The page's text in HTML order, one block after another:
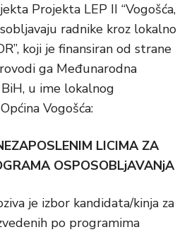
Projekta LEP II “Vogošća,
radnike kroz lokalno
koji je finansiran od strane
ga Međunarodna
u ime lokalnog
Vogošća:
LICIMA ZA
OSPOSOBLjAVANjA
je izbor kandidata/kinja za
po programima